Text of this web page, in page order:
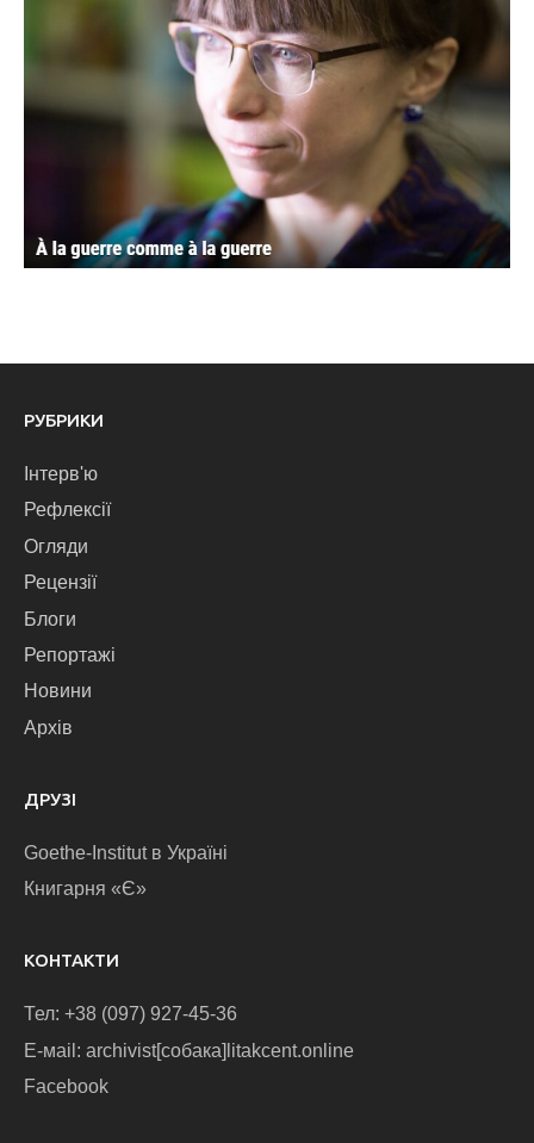
РУБРИКИ
Інтерв'ю
Рефлексії
Огляди
Рецензії
Блоги
Репортажі
Новини
Архів
ДРУЗІ
Goethe-Institut в Україні
Книгарня «Є»
КОНТАКТИ
Тел: +38 (097) 927-45-36
E-маіl: archivist[собака]litakcent.online
Facebook